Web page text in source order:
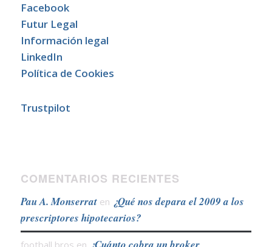
Facebook
Futur Legal
Información legal
LinkedIn
Política de Cookies
Trustpilot
COMENTARIOS RECIENTES
Pau A. Monserraten ¿Qué nos depara el 2009 a los
prescriptores hipotecarios?